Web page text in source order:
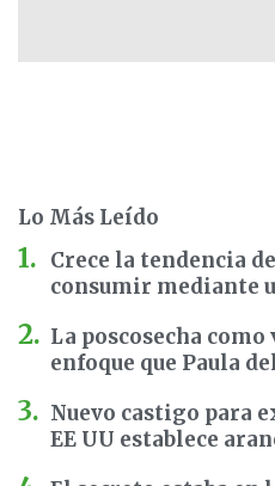
Lo Más Leído
Crece la tendencia
consumir mediante
La poscosecha
enfoque que Paula
Nuevo castigo para
EE UU establece